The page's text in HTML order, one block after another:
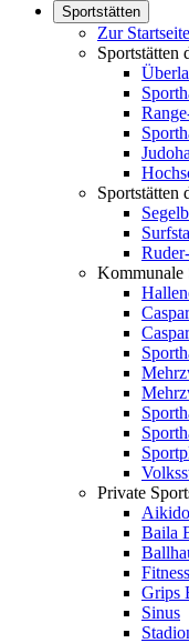
Sportstätten
Zur
Sportstätten
Sportstätten
Kommunale
Private
Baila
Grips
Sinus